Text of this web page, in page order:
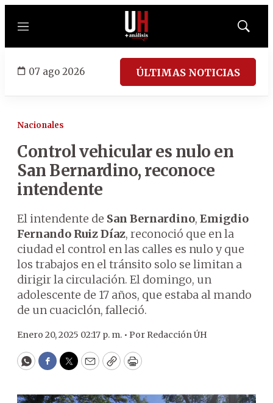
Menú
Mostrar
07 ago 2026 ÚLTIMAS NOTICIAS
Nacionales
Control vehicular es nulo en
San Bernardino, reconoce
intendente
El intendente de San Bernardino, Emigdio
Fernando Ruiz Díaz, reconoció que en la
ciudad el control en las calles es nulo y que
los trabajos en el tránsito solo se limitan a
dirigir la circulación. El domingo, un
adolescente de 17 años, que estaba al mando
de un cuaciclón, falleció.
Enero 20, 2025 02:17 p. m. • Por Redacción ÚH
WhatsApp
Facebook
Twitter
EmailCopyPrint